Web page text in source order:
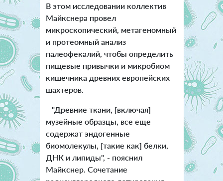
В этом исследовании коллектив
Майкснера провел
микроскопический, метагеномный
и протеомный анализ
палеофекалий, чтобы определить
пищевые привычки и микробиом
кишечника древних европейских
шахтеров.
"Древние ткани, [включая]
музейные образцы, все еще
содержат эндогенные
биомолекулы, [такие как] белки,
ДНК и липиды", - пояснил
Майкснер. Сочетание